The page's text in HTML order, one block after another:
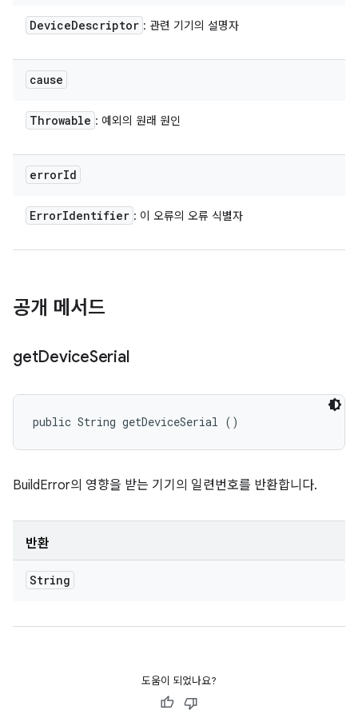
DeviceDescriptor : 관련 기기의 설명자
cause
Throwable : 예외의 원래 원인
errorId
ErrorIdentifier : 이 오류의 오류 식별자
공개 메서드
getDeviceSerial
public String getDeviceSerial ()
BuildError의 영향을 받는 기기의 일련번호를 반환합니다.
반환
String
도움이 되었나요?